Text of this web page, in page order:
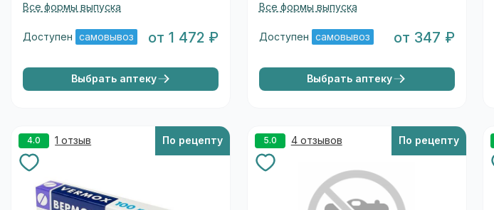
Все формы выпуска
Доступен самовывоз от 1 472 ₽
Выбрать аптеку
Все формы выпуска
Доступен самовывоз от 347 ₽
Выбрать аптеку
4.0 1 отзыв По рецепту 5.0 4 отзывов По рецепту